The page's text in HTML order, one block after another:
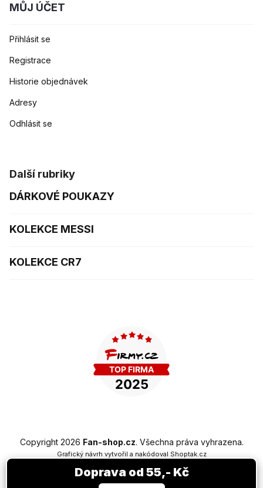
MŮJ ÚČET
Přihlásit se
Registrace
Historie objednávek
Adresy
Odhlásit se
Další rubriky
DÁRKOVÉ POUKAZY
KOLEKCE MESSI
KOLEKCE CR7
Copyright 2026 Fan-shop.cz. Všechna práva vyhrazena.
Grafický návrh vytvořil a nakódoval Shoptak.cz
Doprava od 55,- Kč